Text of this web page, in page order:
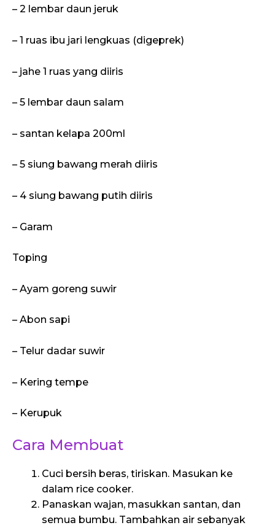
– 2 lembar daun jeruk
– 1 ruas ibu jari lengkuas (digeprek)
– jahe 1 ruas yang diiris
– 5 lembar daun salam
– santan kelapa 200ml
– 5 siung bawang merah diiris
– 4 siung bawang putih diiris
– Garam
Toping
– Ayam goreng suwir
– Abon sapi
– Telur dadar suwir
– Kering tempe
– Kerupuk
Cara Membuat
Cuci bersih beras, tiriskan. Masukan ke
dalam rice cooker.
Panaskan wajan, masukkan santan, dan
semua bumbu. Tambahkan air sebanyak